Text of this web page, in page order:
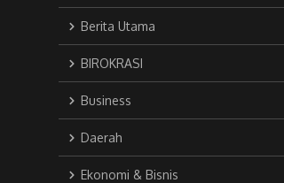
Berita Utama
BIROKRASI
Business
Daerah
Ekonomi & Bisnis